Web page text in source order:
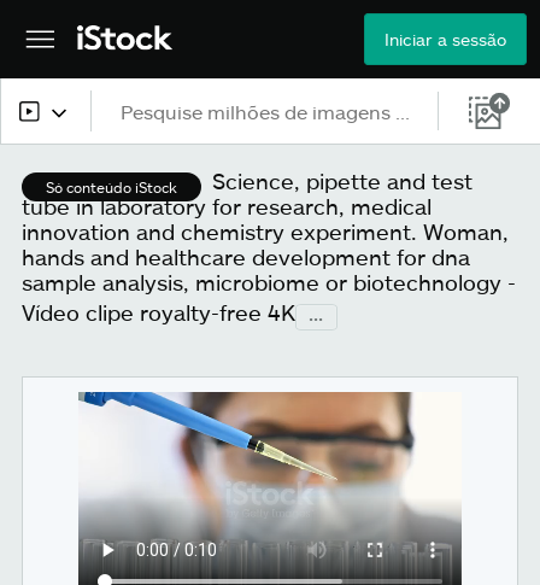
Iniciar a sessão
Todo o conteúdo
Imagens
Ilustrações
Vetores
Só conteúdo iStock
Science, pipette and test
tube in laboratory for research, medical
innovation and chemistry experiment. Woman,
hands and healthcare development for dna
sample analysis, microbiome or biotechnology -
Vídeo clipe royalty-free 4K ...